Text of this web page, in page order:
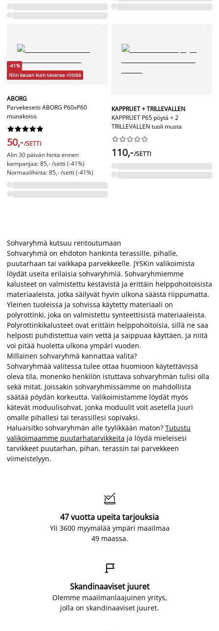
-41%
Niin kauan kuin tavaraa riittää
ABORG
Parvekesetti ABORG P60xP60
munakoiso






50,-/SETTI
Alin 30 päivän hinta ennen
kampanjaa: 85,- /setti (-41%)
Normaalihinta: 85,- /setti (-41%)
KAPPRUET + TRILLEVALLEN
KAPPRUET P65 pöytä + 2
TRILLEVALLEN tuoli musta






110,-/SETTI
Sohvaryhmä kutsuu rentoutumaan
Sohvaryhmä on ehdoton hankinta terassille, pihalle,
puutarhaan tai vaikkapa parvekkeelle. JYSKin valikoimista
löydät useita erilaisia sohvaryhmiä. Sohvaryhmiemme
kalusteet on valmistettu kestävistä ja erittäin helppohoitoisista
materiaaleista, jotka säilyvät hyvin ulkona säästä riippumatta.
Yleinen tuoleissa ja sohvissa käytetty materiaali on
polyrottinki, joka on valmistettu synteettisistä materiaaleista.
Polyrottinkikalusteet ovat erittäin helppohoitoisia, sillä ne saa
helposti puhdistettua vain vettä ja saippuaa käyttäen, ja niitä
voi pitää huoletta ulkona ympäri vuoden.
Millainen sohvaryhmä kannattaa valita?
Sohvaryhmää valitessa tulee ottaa huomioon käytettävissä
oleva tila, monenko henkilön istuttava sohvaryhmän tulisi olla
sekä mitat. Joissakin sohvaryhmissämme on mahdollista
säätää pöydän korkeutta. Valikoimistamme löydät myös
kätevät moduulisohvat, jonka moduulit voit asetella juuri
omalle pihallesi tai terassillesi sopivaksi.
Haluaisitko sohvaryhmän alle tyylikkään maton? Tutustu
valikoimaamme puutarhatarvikkeita ja löydä mieleisesi
tarvikkeet puutarhan, pihan, terassin tai parvekkeen
viimeistelyyn.

47 vuotta upeita tarjouksia
Yli 3600 myymälää ympäri maailmaa
49 maassa.

Skandinaaviset juuret
Olemme maailmanlaajuinen yritys,
jolla on skandinaaviset juuret.